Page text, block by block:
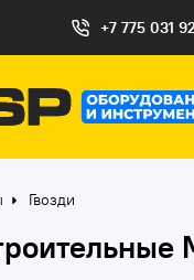
+7 775 031
Гвозди